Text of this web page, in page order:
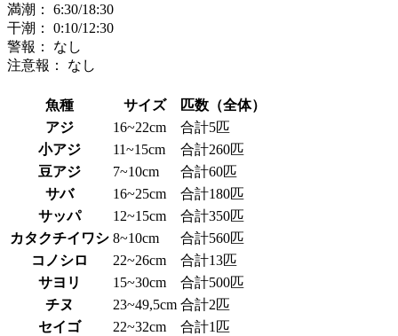
満潮： 6:30/18:30
干潮： 0:10/12:30
警報： なし
注意報： なし
魚種 サイズ
匹数（全体）
アジ
16~22cm
合計5匹
小アジ
11~15cm
合計260匹
豆アジ
7~10cm
合計60匹
サバ
16~25cm
合計180匹
サッパ
12~15cm
合計350匹
カタクチイワシ 8~10cm
合計560匹
コノシロ
22~26cm
合計13匹
サヨリ
15~30cm
合計500匹
チヌ
23~49,5cm 合計2匹
セイゴ
22~32cm
合計1匹